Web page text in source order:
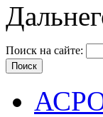
Поиск на сайте: